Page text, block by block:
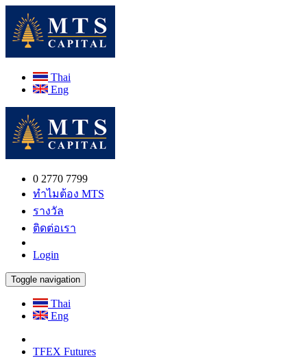
Thai
Eng
0 2770 7799
ทำไมต้อง MTS
รางวัล
ติดต่อเรา
Login
Toggle navigation
Thai
Eng
TFEX Futures